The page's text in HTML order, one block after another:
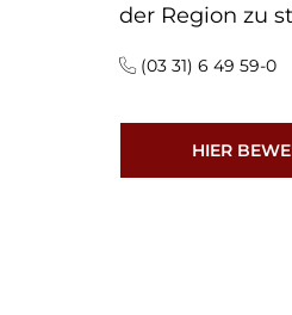
der Region zu
(03 31) 6 49 59-0
HIER